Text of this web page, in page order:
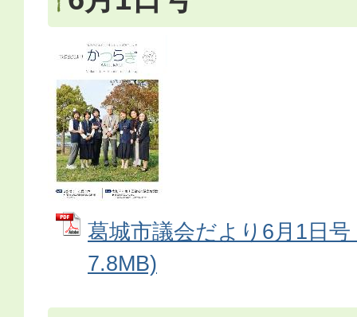
葛城市議会だより6月1日
7.8MB)